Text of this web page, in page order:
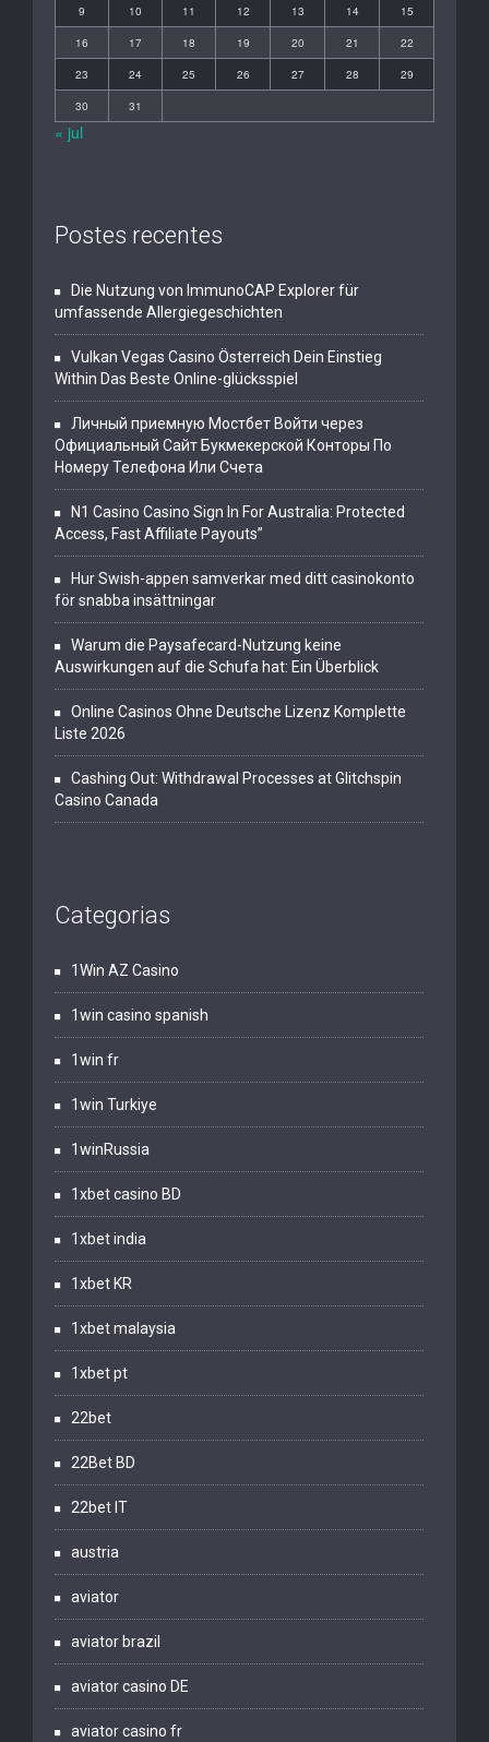
9 10 11 12 13 14 15
16 17 18 19 20 21 22
23 24 25 26 27 28 29
30 31
« jul
Postes recentes
Die Nutzung von ImmunoCAP Explorer für
umfassende Allergiegeschichten
Vulkan Vegas Casino Österreich Dein Einstieg
Within Das Beste Online-glücksspiel
Личный приемную Мостбет Войти через
Официальный Сайт Букмекерской Конторы По
Номеру Телефона Или Счета
N1 Casino Casino Sign In For Australia: Protected
Access, Fast Affiliate Payouts”
Hur Swish-appen samverkar med ditt casinokonto
för snabba insättningar
Warum die Paysafecard-Nutzung keine
Auswirkungen auf die Schufa hat: Ein Überblick
Online Casinos Ohne Deutsche Lizenz Komplette
Liste 2026
Cashing Out: Withdrawal Processes at Glitchspin
Casino Canada
Categorias
1Win AZ Casino
1win casino spanish
1win fr
1win Turkiye
1winRussia
1xbet casino BD
1xbet india
1xbet KR
1xbet malaysia
1xbet pt
22bet
22Bet BD
22bet IT
austria
aviator
aviator brazil
aviator casino DE
aviator casino fr